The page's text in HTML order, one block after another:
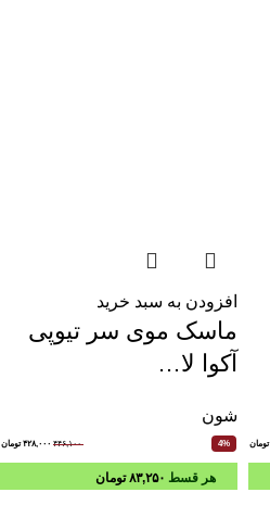
تومان
افزودن به سبد خرید
ماسک موی سر تیوپی
آکوا لا…
شون
4% ۴۴۶,۱۰۰ ۴۲۸,۰۰۰ تومان
هر قسط ۸۳,۲۵۰ تومان